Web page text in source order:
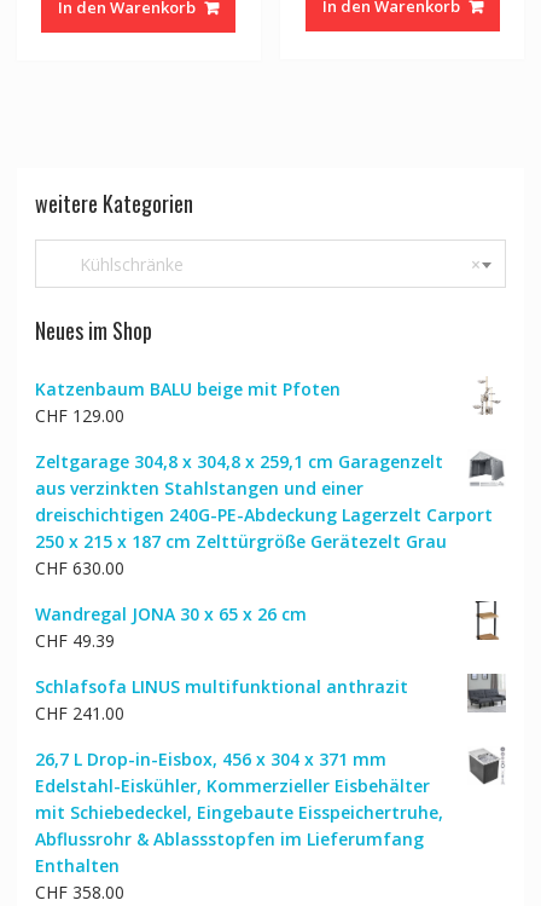
CHF 1,059.00
In den Warenkorb In den Warenkorb
weitere Kategorien
×
Kühlschränke
Neues im Shop
Katzenbaum BALU beige mit Pfoten
CHF129.00
Zeltgarage 304,8 x 304,8 x 259,1 cm Garagenzelt
aus verzinkten Stahlstangen und einer
dreischichtigen 240G-PE-Abdeckung Lagerzelt Carport
250 x 215 x 187 cm Zelttürgröße Gerätezelt Grau
CHF630.00
Wandregal JONA 30 x 65 x 26 cm
CHF49.39
Schlafsofa LINUS multifunktional anthrazit
CHF241.00
26,7 L Drop-in-Eisbox, 456 x 304 x 371 mm
Edelstahl-Eiskühler, Kommerzieller Eisbehälter
mit Schiebedeckel, Eingebaute Eisspeichertruhe,
Abflussrohr & Ablassstopfen im Lieferumfang
Enthalten
CHF358.00